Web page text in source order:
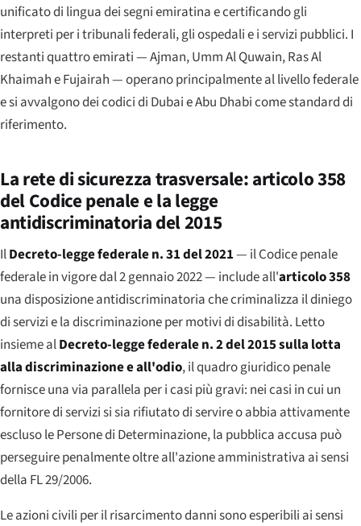
unificato di lingua dei segni emiratina e certificando gli
interpreti per i tribunali federali, gli ospedali e i servizi pubblici. I
restanti quattro emirati — Ajman, Umm Al Quwain, Ras Al
Khaimah e Fujairah — operano principalmente al livello federale
e si avvalgono dei codici di Dubai e Abu Dhabi come standard di
riferimento.
La rete di sicurezza trasversale: articolo 358
del Codice penale e la legge
antidiscriminatoria del 2015
IlDecreto-legge federale n. 31 del 2021— il Codice penale
federale in vigore dal 2 gennaio 2022 — include all'articolo 358
una disposizione antidiscriminatoria che criminalizza il diniego
di servizi e la discriminazione per motivi di disabilità. Letto
insieme alDecreto-legge federale n. 2 del 2015 sulla lotta
alla discriminazione e all'odio, il quadro giuridico penale
fornisce una via parallela per i casi più gravi: nei casi in cui un
fornitore di servizi si sia rifiutato di servire o abbia attivamente
escluso le Persone di Determinazione, la pubblica accusa può
perseguire penalmente oltre all'azione amministrativa ai sensi
della FL 29/2006.
Le azioni civili per il risarcimento danni sono esperibili ai sensi